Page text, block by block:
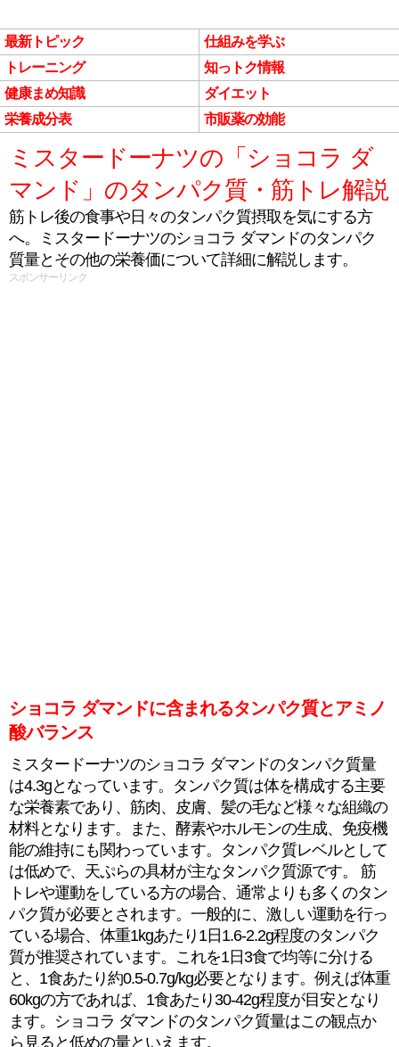
最新トピック
仕組みを学ぶ
トレーニング
知っトク情報
健康まめ知識
ダイエット
栄養成分表
市販薬の効能
ミスタードーナツの「ショコラ ダ
マンド」のタンパク質・筋トレ解説
筋トレ後の食事や日々のタンパク質摂取を気にする方
へ。ミスタードーナツのショコラ ダマンドのタンパク
質量とその他の栄養価について詳細に解説します。
スポンサーリンク
ショコラ ダマンドに含まれるタンパク質とアミノ
酸バランス
ミスタードーナツのショコラ ダマンドのタンパク質量
は4.3gとなっています。タンパク質は体を構成する主要
な栄養素であり、筋肉、皮膚、髪の毛など様々な組織の
材料となります。また、酵素やホルモンの生成、免疫機
能の維持にも関わっています。タンパク質レベルとして
は低めで、天ぷらの具材が主なタンパク質源です。 筋
トレや運動をしている方の場合、通常よりも多くのタン
パク質が必要とされます。一般的に、激しい運動を行っ
ている場合、体重1kgあたり1日1.6-2.2g程度のタンパク
質が推奨されています。これを1日3食で均等に分ける
と、1食あたり約0.5-0.7g/kg必要となります。例えば体重
60kgの方であれば、1食あたり30-42g程度が目安となり
ます。ショコラ ダマンドのタンパク質量はこの観点か
ら見ると低めの量といえます。